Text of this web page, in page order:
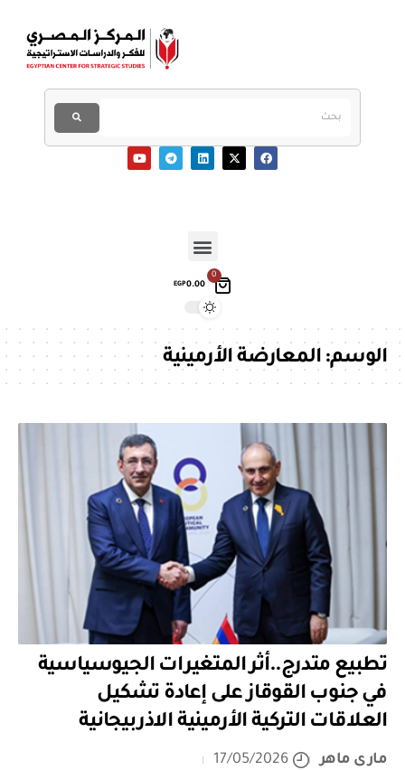
0
EGP0.00
الوسم:المعارضة الأرمينية
تطبيع متدرج..أثر المتغيرات الجيوسياسية
في جنوب القوقاز على إعادة تشكيل
العلاقات التركية الأرمينية الاذربيجانية
مارى ماهر
17/05/2026